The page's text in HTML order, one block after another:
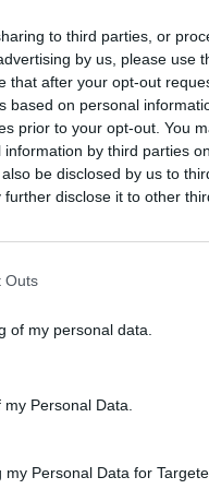
to third parties, or
by us, please use
that after your opt-out
based on personal
prior to your opt-out. You
by third parties
be disclosed by us to
further disclose it to other
Outs
of my personal data.
Personal Data.
Personal Data for
ZMARŁEGO
osób zmarłych
znaczące wsparcie
z tzw. drugiego
ad